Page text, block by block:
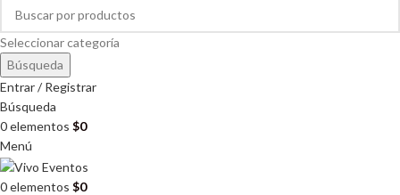
Seleccionar categoría
Búsqueda
Entrar / Registrar
Búsqueda
0elementos $0
Menú
0elementos $0